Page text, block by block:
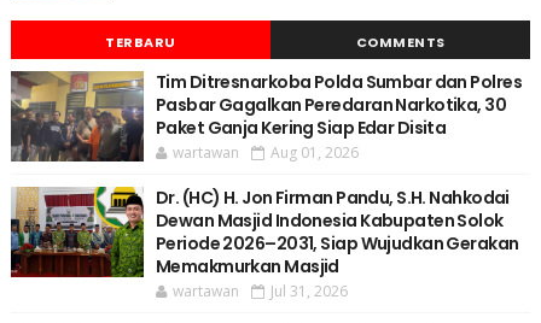
TERBARU COMMENTS
Tim Ditresnarkoba Polda Sumbar dan Polres
Pasbar Gagalkan Peredaran Narkotika, 30
Paket Ganja Kering Siap Edar Disita
wartawan Aug 01, 2026
Dr. (HC) H. Jon Firman Pandu, S.H. Nahkodai
Dewan Masjid Indonesia Kabupaten Solok
Periode 2026–2031, Siap Wujudkan Gerakan
Memakmurkan Masjid
wartawan Jul 31, 2026